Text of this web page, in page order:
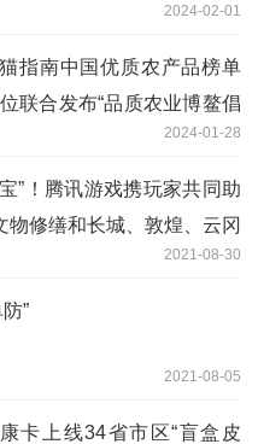
2024-02-01
指南中国优质农产品榜单
联合发布“品质农业博鳌倡
2024-01-28
”！腾讯游戏携玩家共同助
物修缮和长城、敦煌、云冈
2021-08-30
”
2021-08-05
卡上线34省市区“盲盒皮